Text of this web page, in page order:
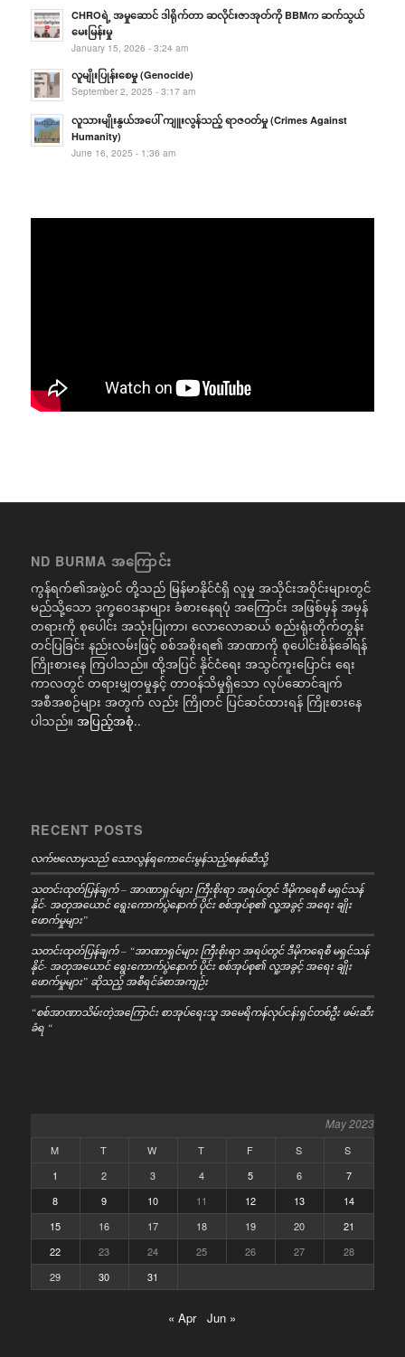
CHROရဲ့ အမှုဆောင် ဒါရိုက်တာ ဆလိုင်းဇာအုတ်ကို BBMက ဆက်သွယ်
မေးမြန်းမှု
January 15, 2026 - 3:24 am
လူမျိုးပြုန်းစေမှု (Genocide)
September 2, 2025 - 3:17 am
လူသားမျိုးနွယ်အပေါ် ကျူးလွန်သည့် ရာဇဝတ်မှု (Crimes Against
Humanity)
June 16, 2025 - 1:36 am
ND BURMA အကြောင်း
ကွန်ရက်၏အဖွဲ့ဝင် တို့သည် မြန်မာနိုင်ငံရှိ လူမှု အသိုင်းအဝိုင်းများတွင်
မည်သို့သော ဒုက္ခဝေဒနာများ ခံစားနေရပုံ အကြောင်း အဖြစ်မှန် အမှန်
တရားကို စုပေါင်း အသုံးပြုကာ၊ လောလောဆယ် စည်းရုံးတိုက်တွန်း
တင်ပြခြင်း နည်းလမ်းဖြင့် စစ်အစိုးရ၏ အာဏာကို စုပေါင်းစိန်ခေါ်ရန်
ကြိုးစားနေ ကြပါသည်။ ထို့အပြင် နိုင်ငံရေး အသွင်ကူးပြောင်း ရေး
ကာလတွင် တရားမျှတမှုနှင့် တာဝန်သိမှုရှိသော လုပ်ဆောင်ချက်
အစီအစဉ်များ အတွက် လည်း ကြိုတင် ပြင်ဆင်ထားရန် ကြိုးစားနေ
ပါသည်။ အပြည့်အစုံ..
RECENT POSTS
လက်ဗလောမှသည် သောလွန်ရကောင်ေးမွန်သည့်စနစ်ဆီသို့
သတင်းထုတ်ပြန်ချက် – အာဏာရှင်များ ကြီးစိုးရာ အရပ်တွင် ဒီမိုကရေစီ မရှင်သန်
နိုင်- အတုအယောင် ရွေးကောက်ပွဲနောက် ပိုင်း စစ်အုပ်စု၏ လူ့အခွင့် အရေး ချိုး
ဖောက်မှုများ”
သတင်းထုတ်ပြန်ချက် – “အာဏာရှင်များ ကြီးစိုးရာ အရပ်တွင် ဒီမိုကရေစီ မရှင်သန်
နိုင်- အတုအယောင် ရွေးကောက်ပွဲနောက် ပိုင်း စစ်အုပ်စု၏ လူ့အခွင့် အရေး ချိုး
ဖောက်မှုများ” ဆိုသည့် အစီရင်ခံစာအကျဉ်း
“စစ်အာဏာသိမ်းတဲ့အကြောင်း စာအုပ်ရေးသူ အမေရိကန်လုပ်ငန်းရှင်တစ်ဦး ဖမ်းဆီး
ခံရ “
May 2023
M T W T F S
S
1
2 3 4 5 6
7
8
9 10 11 12 13
14
15
16 17 18 19 20
21
22
23 24 25 26 27
28
29
30 31
« Apr Jun »